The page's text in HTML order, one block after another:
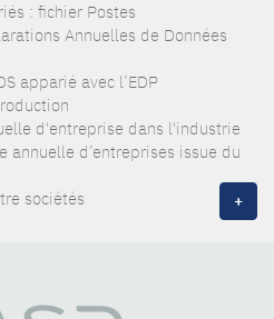
: fichier Postes
Annuelles de Données
apparié avec l’EDP
d'entreprise dans l'industrie
annuelle d’entreprises issue du
sociétés
+